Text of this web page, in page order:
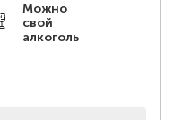
Можно
свой
алкоголь